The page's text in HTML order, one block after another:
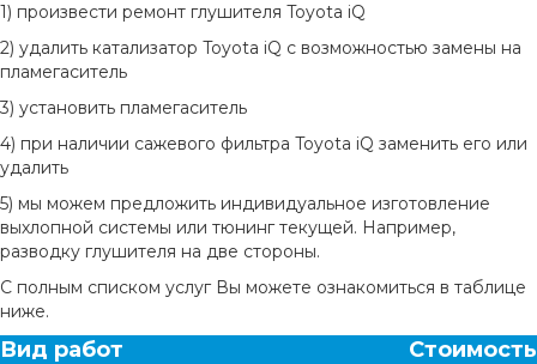
1) произвести ремонт глушителя Toyota iQ
2) удалить катализатор Toyota iQ с возможностью замены на
пламегаситель
3) установить пламегаситель
4) при наличии сажевого фильтра Toyota iQ заменить его или
удалить
5) мы можем предложить индивидуальное изготовление
выхлопной системы или тюнинг текущей. Например,
разводку глушителя на две стороны.
С полным списком услуг Вы можете ознакомиться в таблице
ниже.
Вид работ
Стоимость